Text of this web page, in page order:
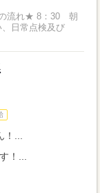
の流れ★ 8：30 朝
、日常点検及び
...
！...